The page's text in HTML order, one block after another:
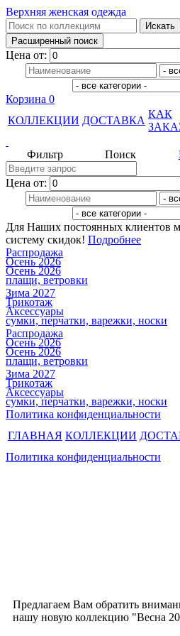
Верхняя женская одежда
Цена от:
Корзина 0
КОЛЛЕКЦИИ ДОСТАВКА
КАК
Поиск
Фильтр
Цена от:
Для Наших постоянных клиентов
систему скидок! Подробнее
Распродажа
Осень 2026
Осень 2026
плащи, ветровки
Зима 2027
Трикотаж
Аксессуары
сумки, перчатки, варежки, носки
Распродажа
Осень 2026
Осень 2026
плащи, ветровки
Зима 2027
Трикотаж
Аксессуары
сумки, перчатки, варежки, носки
Политика конфиденциальности
ГЛАВНАЯ КОЛЛЕКЦИИ
Политика конфиденциальности
Предлагаем Вам обратить
нашу новую коллекцию "Весна